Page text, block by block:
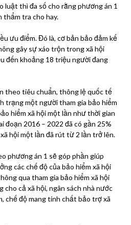
luật thì đa số cho rằng phương án 1
thẩm tra cho hay.
ưu điểm. Đó là, cơ bản bảo đảm kế
gây sự xáo trộn trong xã hội
đến khoảng 18 triệu người đang
theo tiêu chuẩn, thông lệ quốc tế
trạng một người tham gia bảo hiểm
hiểm xã hộimột lần như thời gian
đoạn 2016 – 2022 đã có gần 25%
hội một lần đã rút từ 2 lần trở lên.
phương án 1 sẽ góp phần giúp
các chế độ của bảo hiểm xã hội
qua tham gia bảo hiểm xã hội
cho cả xã hội, ngân sách nhà nước
chế độ mang tính chất bảo trợ xã